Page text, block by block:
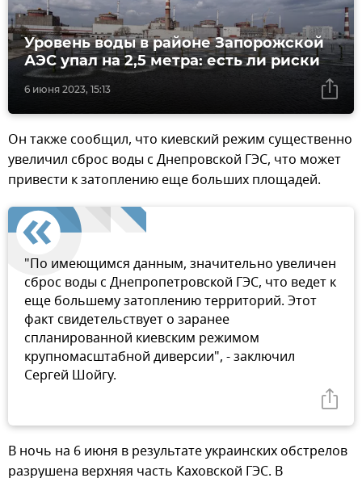
6 июня 2023, 15:13
Уровень воды в районе Запорожской
АЭС упал на 2,5 метра: есть ли риски
Он также сообщил, что киевский режим существенно
увеличил сброс воды с Днепровской ГЭС, что может
привести к затоплению еще больших площадей.
"По имеющимся данным, значительно увеличен
сброс воды с Днепропетровской ГЭС, что ведет к
еще большему затоплению территорий. Этот
факт свидетельствует о заранее
спланированной киевским режимом
крупномасштабной диверсии", - заключил
Сергей Шойгу.
В ночь на 6 июня в результате украинских обстрелов
разрушена верхняя часть Каховской ГЭС. В